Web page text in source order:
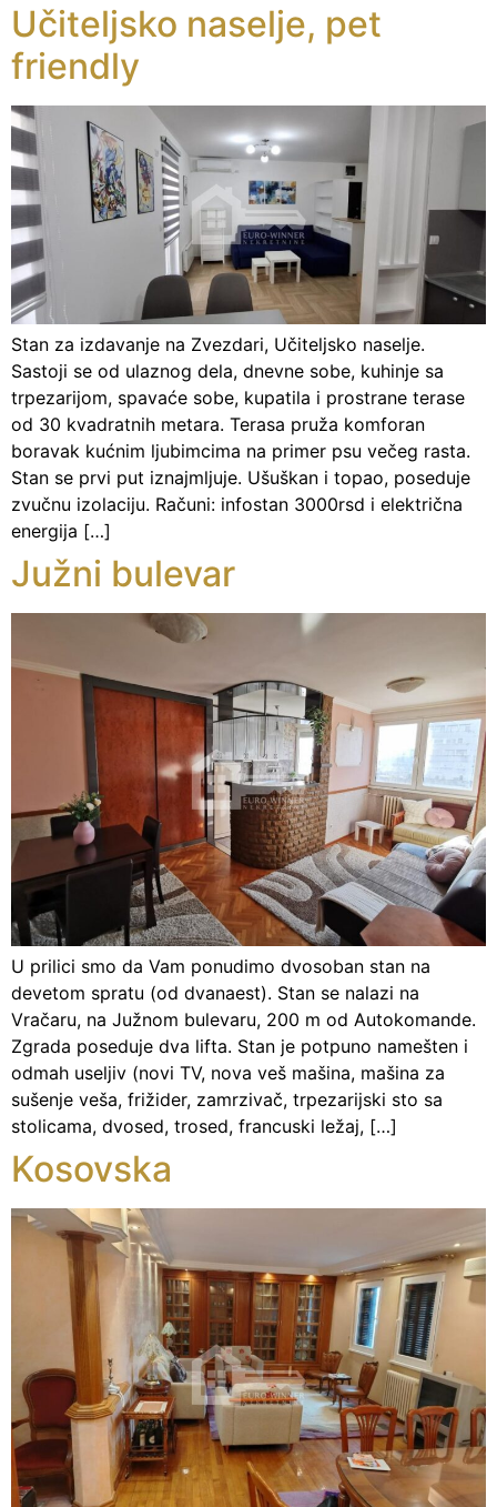
Učiteljsko naselje, pet
friendly
Stan za izdavanje na Zvezdari, Učiteljsko naselje.
Sastoji se od ulaznog dela, dnevne sobe, kuhinje sa
trpezarijom, spavaće sobe, kupatila i prostrane terase
od 30 kvadratnih metara. Terasa pruža komforan
boravak kućnim ljubimcima na primer psu večeg rasta.
Stan se prvi put iznajmljuje. Ušuškan i topao, poseduje
zvučnu izolaciju. Računi: infostan 3000rsd i električna
energija […]
Južni bulevar
U prilici smo da Vam ponudimo dvosoban stan na
devetom spratu (od dvanaest). Stan se nalazi na
Vračaru, na Južnom bulevaru, 200 m od Autokomande.
Zgrada poseduje dva lifta. Stan je potpuno namešten i
odmah useljiv (novi TV, nova veš mašina, mašina za
sušenje veša, frižider, zamrzivač, trpezarijski sto sa
stolicama, dvosed, trosed, francuski ležaj, […]
Kosovska